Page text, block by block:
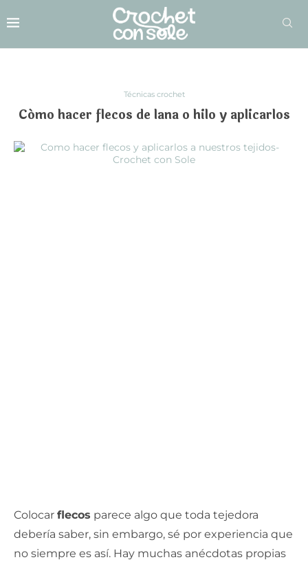
Técnicas crochet
Cómo hacer flecos de lana o hilo y aplicarlos
Colocar flecos parece algo que toda tejedora
debería saber, sin embargo, sé por experiencia que
no siempre es así. Hay muchas anécdotas propias